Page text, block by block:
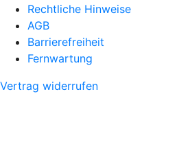
Rechtliche Hinweise
AGB
Barrierefreiheit
Fernwartung
Vertrag widerrufen